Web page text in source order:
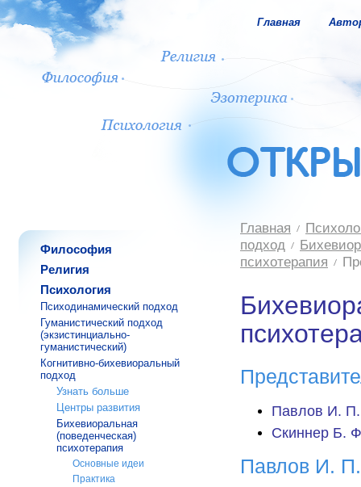
Главная
Философия
Религия
Психология
Психодинамический подход
Гуманистический подход
(экзистинциально-
гуманистический)
Когнитивно-бихевиоральный
подход
Узнать больше
Центры развития
Бихевиоральная
(поведенческая)
психотерапия
Основные идеи
Практика
Главная
подход
психотерапия
Павлов И. П.
Скиннер Б.
Павлов И. П.